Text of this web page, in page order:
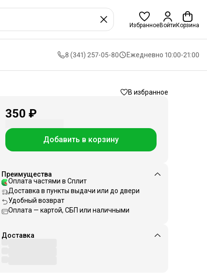
ИзбранноеВойти Корзина
8 (341) 257-05-80 Ежедневно 10:00-21:00
В избранное
350 ₽
Добавить в корзину
Преимущества
Оплата частями в Сплит
Доставка в пункты выдачи или до двери
Удобный возврат
Оплата — картой, СБП или наличными
Доставка